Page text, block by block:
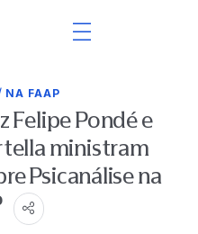
NA FAAP
Felipe Pondé e
ministram
Psicanálise na